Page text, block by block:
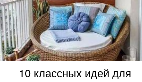
10 классных идей для